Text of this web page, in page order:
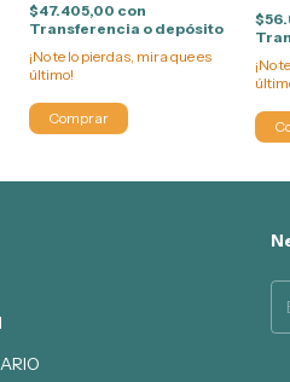
$47.405,00 con
Transferencia o depósito
¡No te lo pierdas, mira que es
último!
¡No